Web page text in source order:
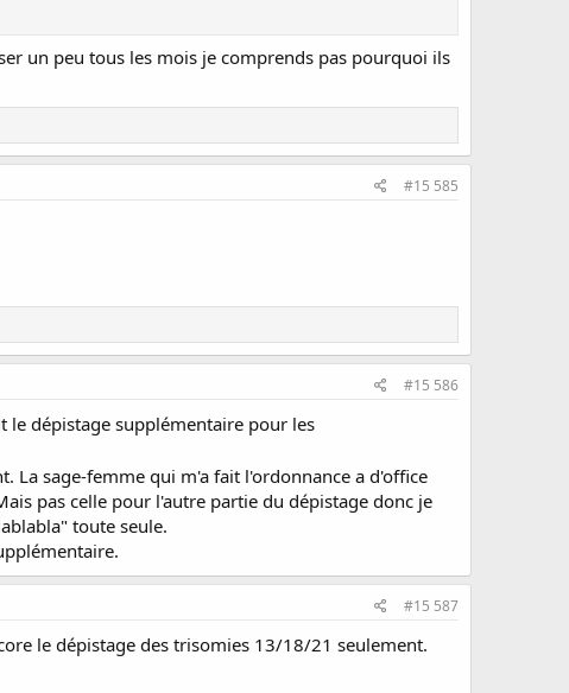
un peu tous les mois je comprends pas pourquoi ils
#15 585
#15 586
le dépistage supplémentaire pour les
La sage-femme qui m'a fait l'ordonnance a d'office
pas celle pour l'autre partie du dépistage donc je
toute seule.
#15 587
le dépistage des trisomies 13/18/21 seulement.